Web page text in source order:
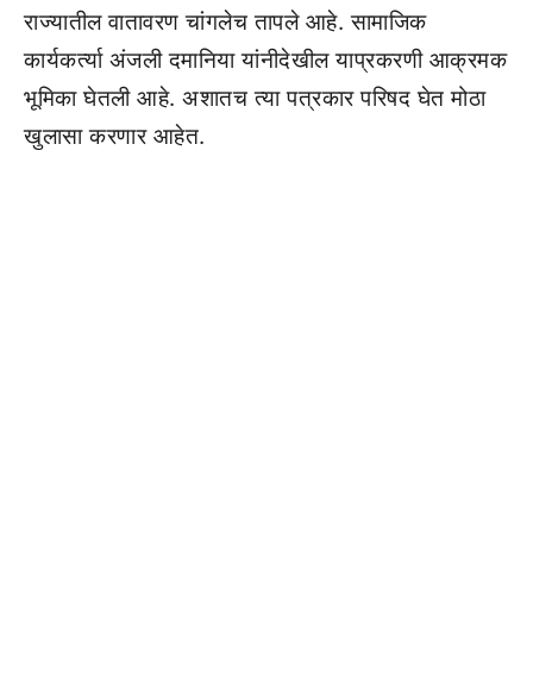
राज्यातील वातावरण चांगलेच तापले आहे. सामाजिक
कार्यकर्त्या अंजली दमानिया यांनीदेखील याप्रकरणी आक्रमक
भूमिका घेतली आहे. अशातच त्या पत्रकार परिषद घेत मोठा
खुलासा करणार आहेत.